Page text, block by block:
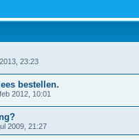
23:23
bestellen.
2012, 10:01
2009, 21:27